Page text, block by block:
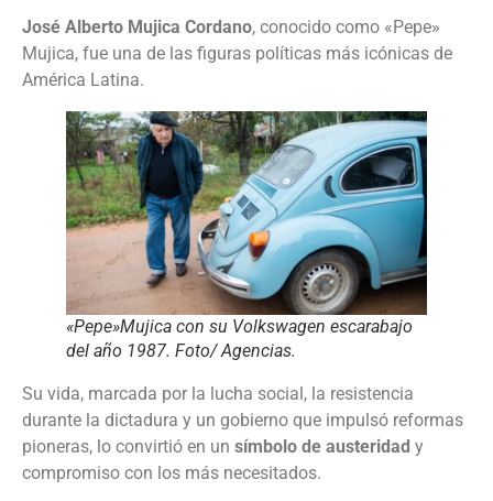
José Alberto Mujica Cordano, conocido como «Pepe»
Mujica, fue una de las figuras políticas más icónicas de
América Latina.
«Pepe»Mujica con su Volkswagen escarabajo
del año 1987. Foto/ Agencias.
Su vida, marcada por la lucha social, la resistencia
durante la dictadura y un gobierno que impulsó reformas
pioneras, lo convirtió en un símbolo de austeridad y
compromiso con los más necesitados.